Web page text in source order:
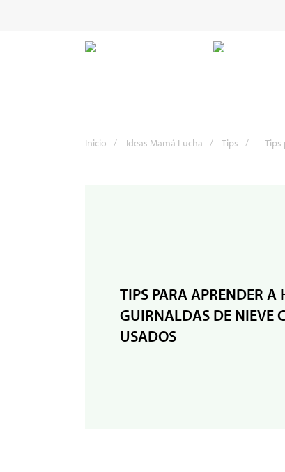
Inicio / Ideas Mamá Lucha / Tips / Tips
TIPS PARA APRENDER A
GUIRNALDAS DE NIEVE
USADOS